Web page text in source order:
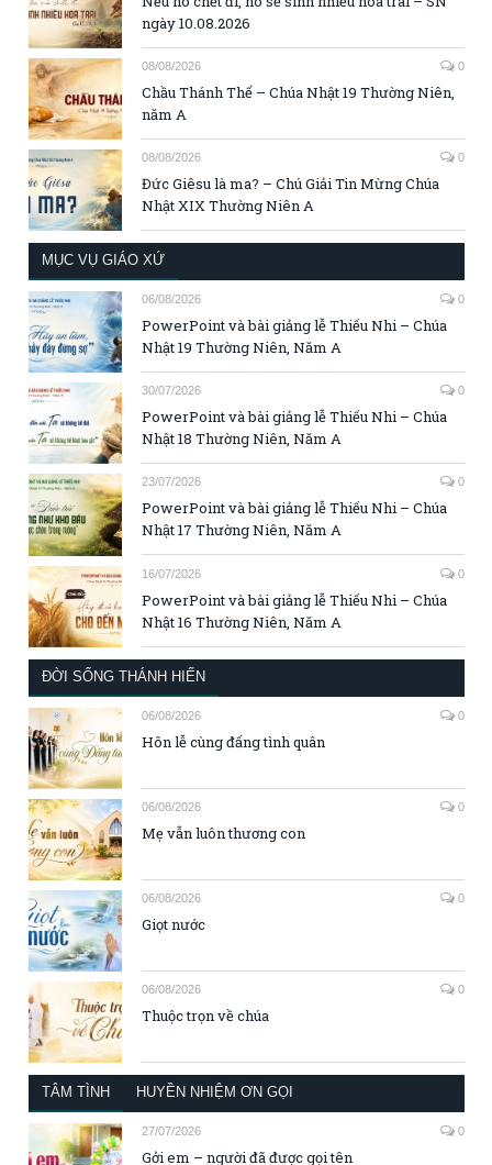
ngày 10.08.2026
08/08/2026 0
Chầu Thánh Thể – Chúa Nhật 19 Thường Niên,
năm A
08/08/2026 0
Đức Giêsu là ma? – Chú Giải Tin Mừng Chúa
Nhật XIX Thường Niên A
MỤC VỤ GIÁO XỨ
06/08/2026 0
PowerPoint và bài giảng lễ Thiếu Nhi – Chúa
Nhật 19 Thường Niên, Năm A
30/07/2026 0
PowerPoint và bài giảng lễ Thiếu Nhi – Chúa
Nhật 18 Thường Niên, Năm A
23/07/2026 0
PowerPoint và bài giảng lễ Thiếu Nhi – Chúa
Nhật 17 Thường Niên, Năm A
16/07/2026 0
PowerPoint và bài giảng lễ Thiếu Nhi – Chúa
Nhật 16 Thường Niên, Năm A
ĐỜI SỐNG THÁNH HIẾN
06/08/2026 0
Hôn lễ cùng đấng tình quân
06/08/2026 0
Mẹ vẫn luôn thương con
06/08/2026 0
Giọt nước
06/08/2026 0
Thuộc trọn về chúa
TÂM TÌNH HUYỀN NHIỆM ƠN GỌI
27/07/2026 0
Gởi em – người đã được gọi tên